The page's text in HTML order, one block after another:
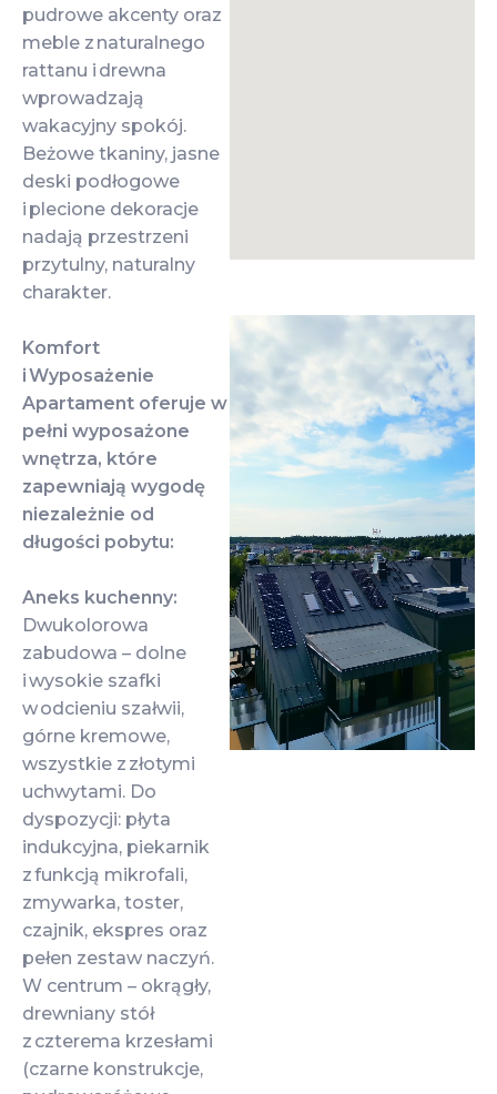
pudrowe akcenty oraz
meble z naturalnego
rattanu i drewna
wprowadzają
wakacyjny spokój.
Beżowe tkaniny, jasne
deski podłogowe
i plecione dekoracje
nadają przestrzeni
przytulny, naturalny
charakter.
Komfort
i Wyposażenie
Apartament oferuje w
pełni wyposażone
wnętrza, które
zapewniają wygodę
niezależnie od
długości pobytu:
Aneks kuchenny:
Dwukolorowa
zabudowa – dolne
i wysokie szafki
w odcieniu szałwii,
górne kremowe,
wszystkie z złotymi
uchwytami. Do
dyspozycji: płyta
indukcyjna, piekarnik
z funkcją mikrofali,
zmywarka, toster,
czajnik, ekspres oraz
pełen zestaw naczyń.
W centrum – okrągły,
drewniany stół
z czterema krzesłami
(czarne konstrukcje,